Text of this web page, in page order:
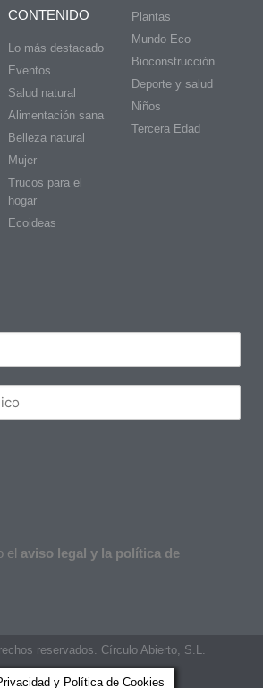
CONTENIDO
Lo más destacado
Eventos
Salud natural
Alimentación sana
Belleza natural
Mujer
Trucos para el
hogar
Ecoideas
Plantas
Mundo Eco
Bioconstrucción
Deporte y salud
Niños
Tercera Edad
el aviso legal y la política de
reservados. Círculo Abierto, S.L.
y Política de Cookies